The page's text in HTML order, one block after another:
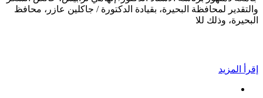
والتقدير لمحافظة البحيرة، بقيادة الدكتورة / جاكلين عازر، محافظ
البحيرة، وذلك للا
إقرأ المزيد